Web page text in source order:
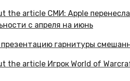
гарнитуры